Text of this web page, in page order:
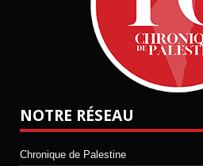
NOTRE RÉSEAU
Chronique de Palestine